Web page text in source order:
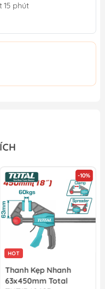
15 phút
-10%
HOT
Thanh Kẹp Nhanh
63x450mm Total